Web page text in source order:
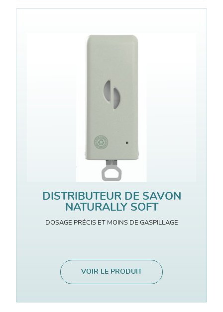
DISTRIBUTEUR DE SAVON
NATURALLY SOFT
DOSAGE PRÉCIS ET MOINS DE GASPILLAGE
VOIR LE PRODUIT